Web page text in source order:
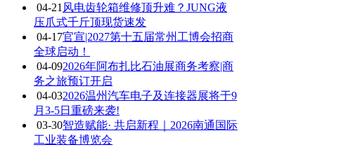
04-21 风电齿轮箱维修顶升难？JUNG液
压爪式千斤顶现货速发
04-17官宣|2027第十五届常州工博会招商
全球启动！
04-092026年阿布扎比石油展商务考察|商
务之旅预订开启
04-032026温州汽车电子及连接器展将于9
月3-5日重磅来袭!
03-30智造赋能· 共启新程｜2026南通国际
工业装备博览会